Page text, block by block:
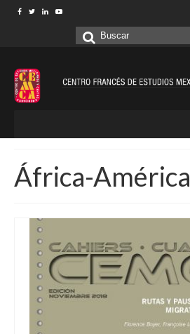
Buscar
África-América